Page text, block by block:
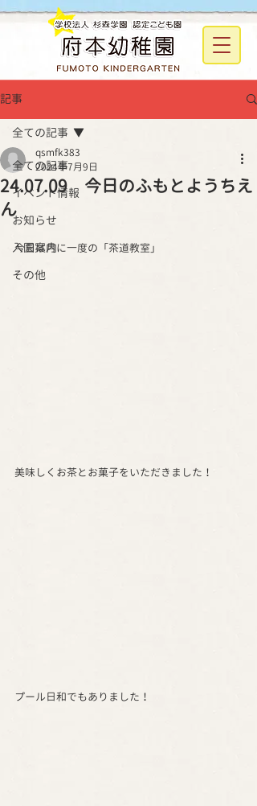
記事
全ての記事
イベント情報
お知らせ
入園案内
その他
全ての記事
24.07.09 今日のふもとようちえ
ん
qsmfk383
2024年7月9日
今日は月に一度の「茶道教室」
美味しくお茶とお菓子をいただきました！
プール日和でもありました！